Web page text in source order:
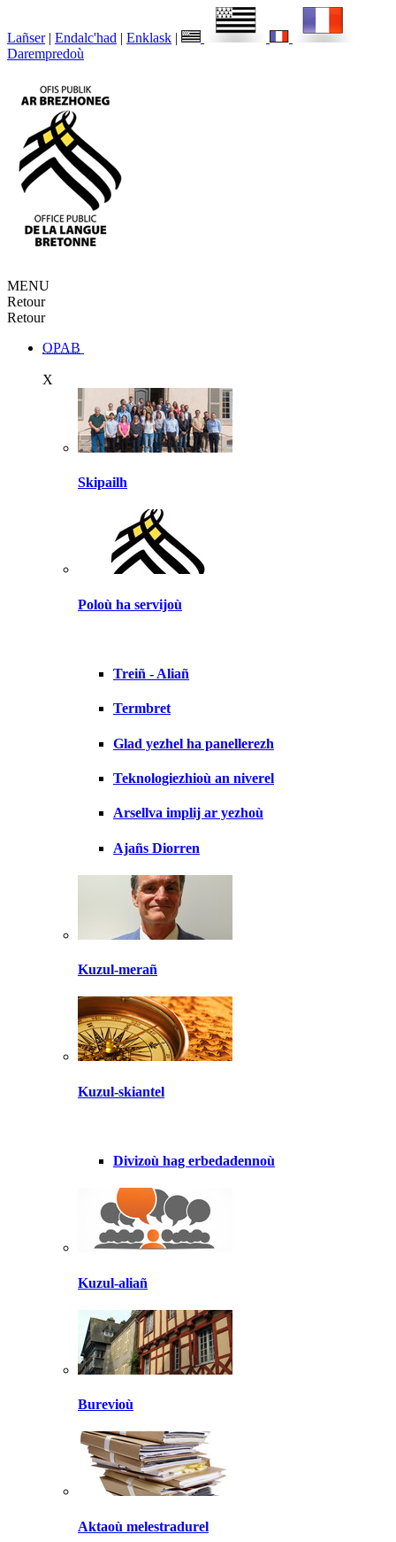
Lañser | Endalc'had | Enklask |
Darempredoù
MENU
Retour
Retour
OPAB
X
Skipailh
Poloù ha servijoù
Treiñ - Aliañ
Termbret
Glad yezhel ha panellerezh
Teknologiezhioù an niverel
Arsellva implij ar yezhoù
Ajañs Diorren
Kuzul-merañ
Kuzul-skiantel
Divizoù hag erbedadennoù
Kuzul-aliañ
Burevioù
Aktaoù melestradurel